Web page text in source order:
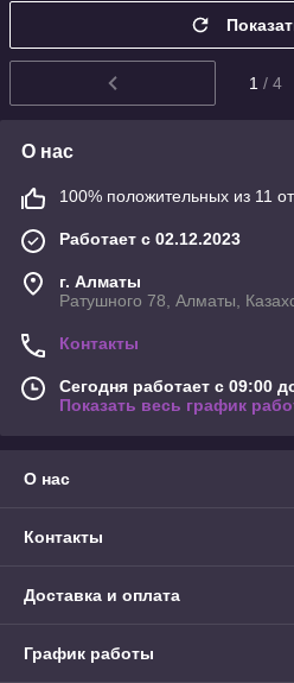
1 / 4
О нас
100% положительных из 11
Работает с 02.12.2023
г. Алматы
Ратушного 78, Алматы,
Контакты
Сегодня работает с 09:00
Показать весь график
О нас
Контакты
Доставка и оплата
График работы